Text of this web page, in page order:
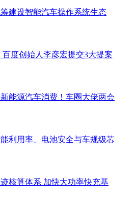
建设智能汽车操作系统生态
度创始人李彦宏提交3大提案
能源汽车消费！车圈大佬两会
利用率、电池安全与车规级芯
核算体系 加快大功率快充基